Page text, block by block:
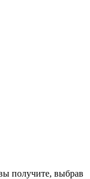
получите, выбрав